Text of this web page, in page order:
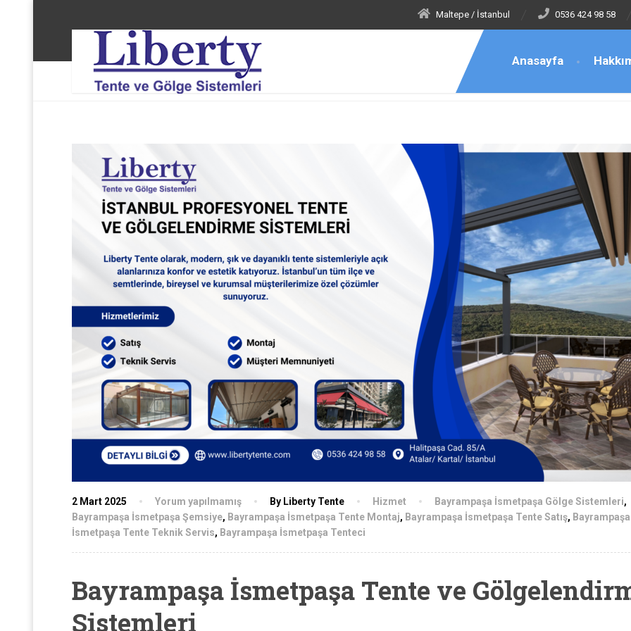
Maltepe / İstanbul 0536 424 98 58
Anasayfa
Liberty Tente ve Gölge Sistemleri Hizmet Bayrampaşa İsmetpaşa Tente ve Gölgelendirme Sistemleri
2 Mart 2025 Yorum yapılmamış By Liberty Tente Hizmet Bayrampaşa İsmetpaşa Gölge Sistemleri,
Bayrampaşa İsmetpaşa Şemsiye, Bayrampaşa İsmetpaşa Tente Montaj, Bayrampaşa İsmetpaşa Tente Satış, Bayrampaşa
İsmetpaşa Tente Teknik Servis, Bayrampaşa İsmetpaşa Tenteci
Bayrampaşa İsmetpaşa Tente ve
Sistemleri